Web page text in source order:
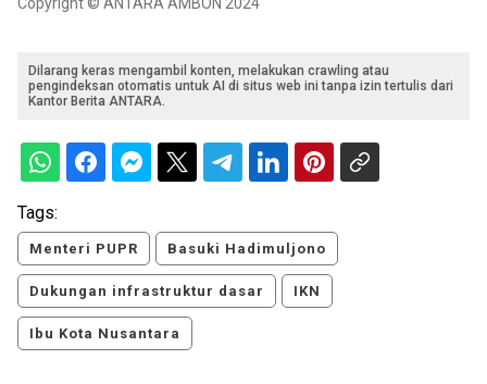
Dilarang keras mengambil konten, melakukan crawling atau
pengindeksan otomatis untuk AI di situs web ini tanpa izin tertulis dari
Kantor Berita ANTARA.
Tags:
Menteri PUPR Basuki Hadimuljono
Dukungan infrastruktur dasar IKN
Ibu Kota Nusantara